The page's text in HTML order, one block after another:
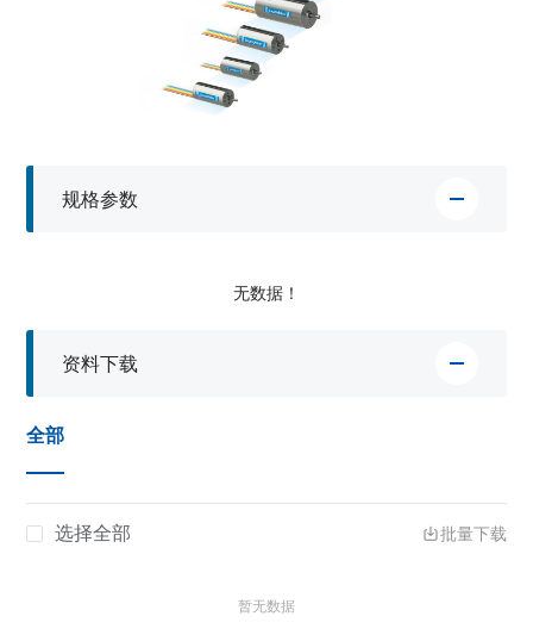
规格参数
无数据！
资料下载
全部
选择全部 批量下载
暂无数据